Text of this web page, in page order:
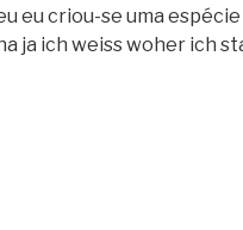
eu criou-se uma
ja ich weiss woher ich